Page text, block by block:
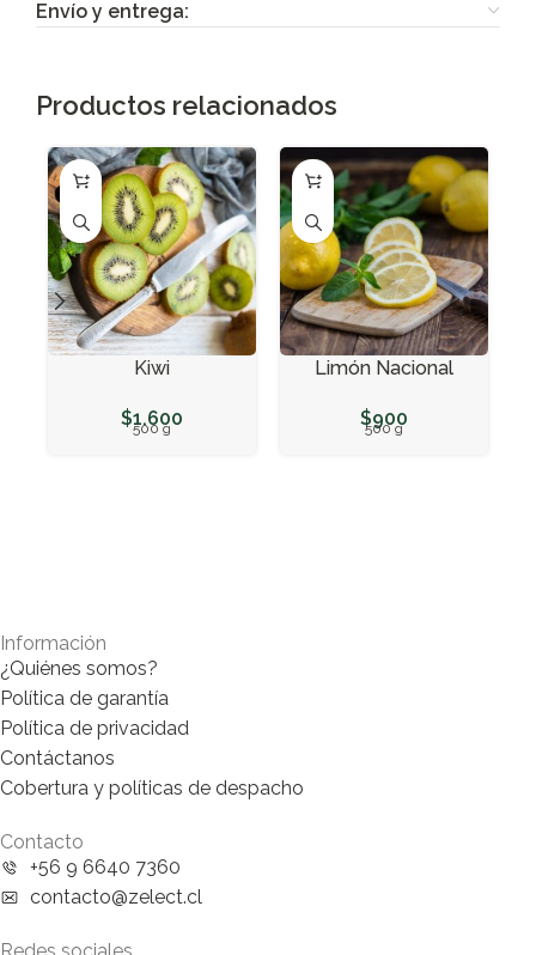
Envío y entrega:
Productos relacionados
Kiwi
$1.600
500 g
Limón Nacional
$900
500 g
Información
¿Quiénes somos?
Política de garantía
Política de privacidad
Contáctanos
Cobertura y políticas de despacho
Contacto
+56 9 6640 7360
contacto@zelect.cl